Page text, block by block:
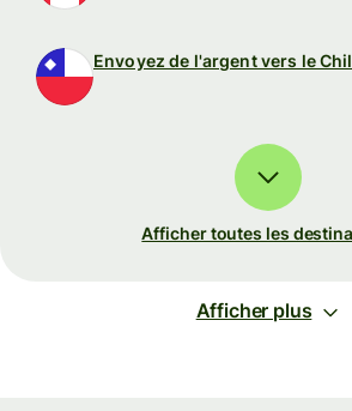
Envoyez de l'argent vers le
Afficher toutes les
Afficher plus